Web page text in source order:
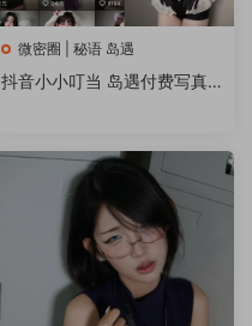
微密圈 | 秘语 岛遇
抖音小小叮当 岛遇付费写真&